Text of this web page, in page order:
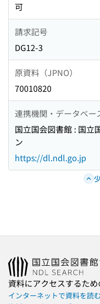
可
請求記号
DG12-3
原資料（JPNO）
70010820
連携機関・データベー
国立国会図書館 : 国立
ン
https://dl.ndl.go.jp
資料にアクセスするた
インターネットで資料を読む